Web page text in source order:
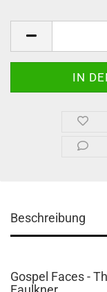
Beschreibung
Gospel Faces -